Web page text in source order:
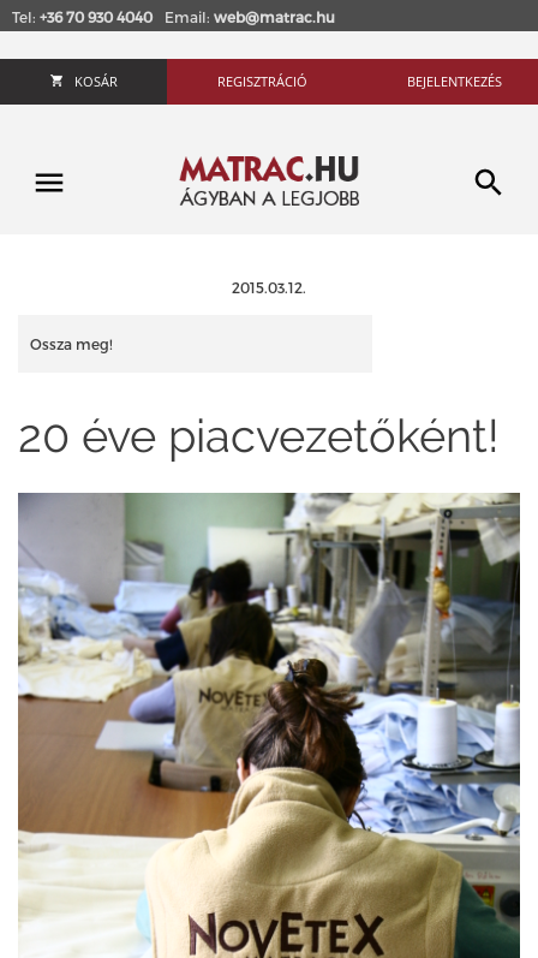
Tel: +36 70 930 4040 Email: web@matrac.hu
KOSÁR REGISZTRÁCIÓ BEJELENTKEZÉS
2015.03.12.
Ossza meg!
20 éve piacvezetőként!